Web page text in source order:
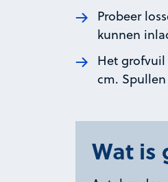
Probeer
kunnen
Het grofvuil
cm.
Wat is